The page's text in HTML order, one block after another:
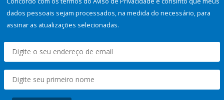
dados pessoais sejam processados, na medida do necessário, para
assinar as atualizações selecionadas.